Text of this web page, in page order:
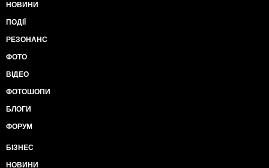
НОВИНИ
ПОДІЇ
РЕЗОНАНС
ФОТО
ВІДЕО
ФОТОШОПИ
БЛОГИ
ФОРУМ
БІЗНЕС
НОВИНИ